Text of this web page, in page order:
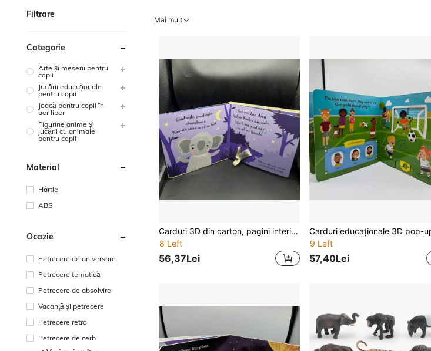
Filtrare
Categorie
Arte și meserii pentru
copii
Jucării educaționale
pentru copii
Joacă pentru copii în
aer liber
Figurine anime și
jucării cu animale
pentru copii
Material
Hârtie
ABS
Ocazie
Petrecere de aniversare
Petrecere tematică
Petrecere de absolvire
Vacanță și petrecere
Petrecere retro
Petrecere de cerb
Mai mult
Carduri 3D din carton, pagini interioare pliabile, potrivite pentru începători acasă, limba engleză, dezvoltare cognitivă și lingvistică, alegere perfectă pentru cadouri de Halloween și Crăciun
8 Left
56,37Lei
9 Left
57,40Lei